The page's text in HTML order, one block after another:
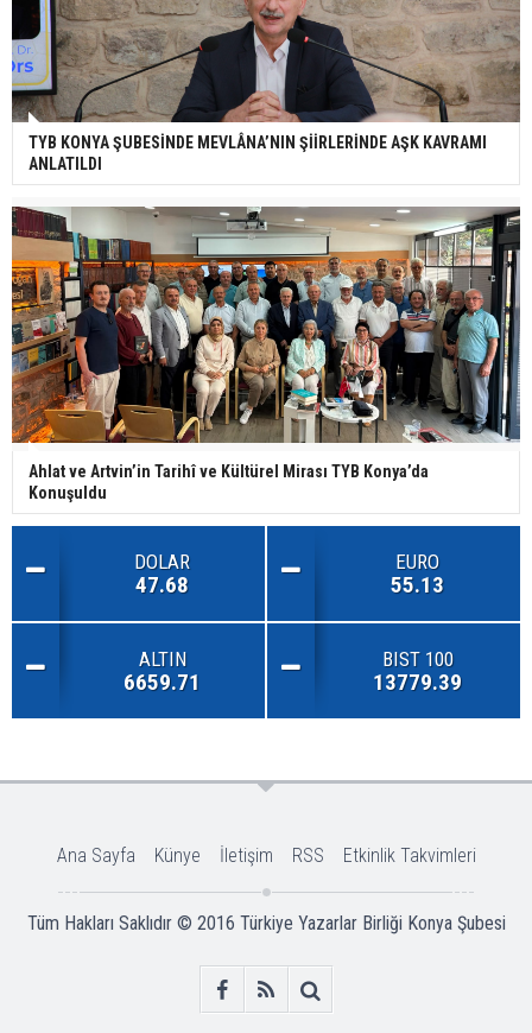
TYB KONYA ŞUBESİNDE MEVLÂNA’NIN ŞİİRLERİNDE AŞK KAVRAMI
ANLATILDI
Ahlat ve Artvin’in Tarihî ve Kültürel Mirası TYB Konya’da
Konuşuldu
DOLAR
47.68
EURO
55.13
ALTIN
6659.71
BIST 100
13779.39
Ana Sayfa Künye İletişim RSS Etkinlik Takvimleri
Tüm Hakları Saklıdır © 2016 Türkiye Yazarlar Birliği Konya Şubesi